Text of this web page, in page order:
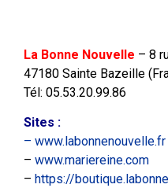
La Bonne Nouvelle – 8
47180 Sainte Bazeille
Tél: 05.53.20.99.86
Sites :
– www.labonnenouvelle.fr
– www.mariereine.com
– https://